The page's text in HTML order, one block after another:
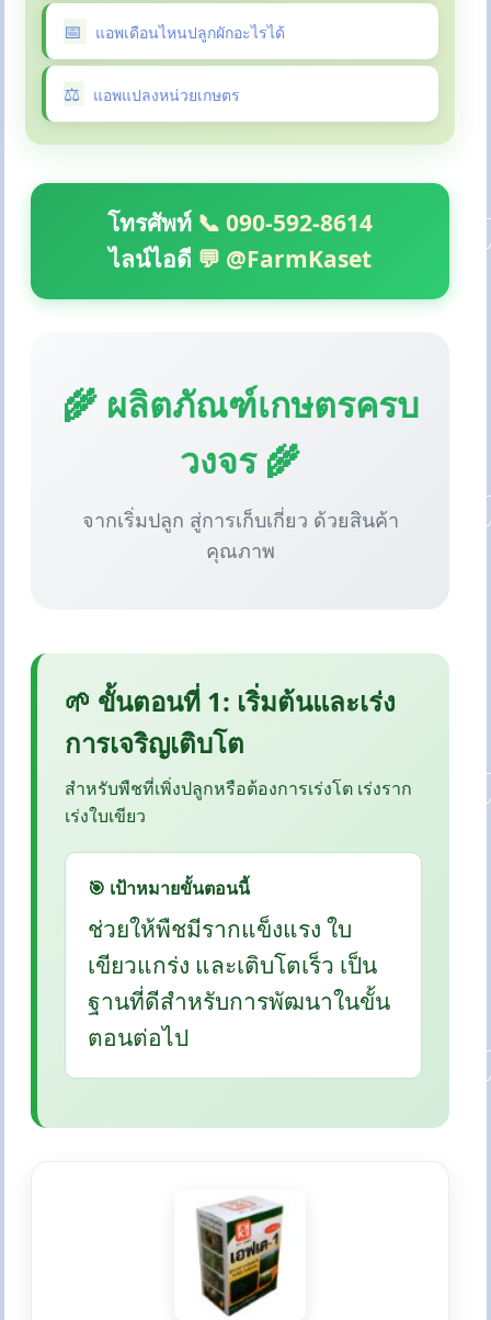
แอพเดือนไหนปลูกผักอะไรได้
แอพแปลงหน่วยเกษตร
โทรศัพท์ 📞 090-592-8614
ไลน์ไอดี 💬 @FarmKaset
🌾 ผลิตภัณฑ์เกษตรครบ
วงจร 🌾
จากเริ่มปลูก สู่การเก็บเกี่ยว ด้วยสินค้า
คุณภาพ
🌱 ขั้นตอนที่ 1: เริ่มต้นและเร่ง
การเจริญเติบโต
สำหรับพืชที่เพิ่งปลูกหรือต้องการเร่งโต เร่งราก
เร่งใบเขียว
🎯 เป้าหมายขั้นตอนนี้
ช่วยให้พืชมีรากแข็งแรง ใบ
เขียวแกร่ง และเติบโตเร็ว เป็น
ฐานที่ดีสำหรับการพัฒนาในขั้น
ตอนต่อไป